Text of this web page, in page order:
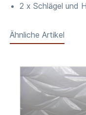
2 x Schlägel und
Ähnliche Artikel